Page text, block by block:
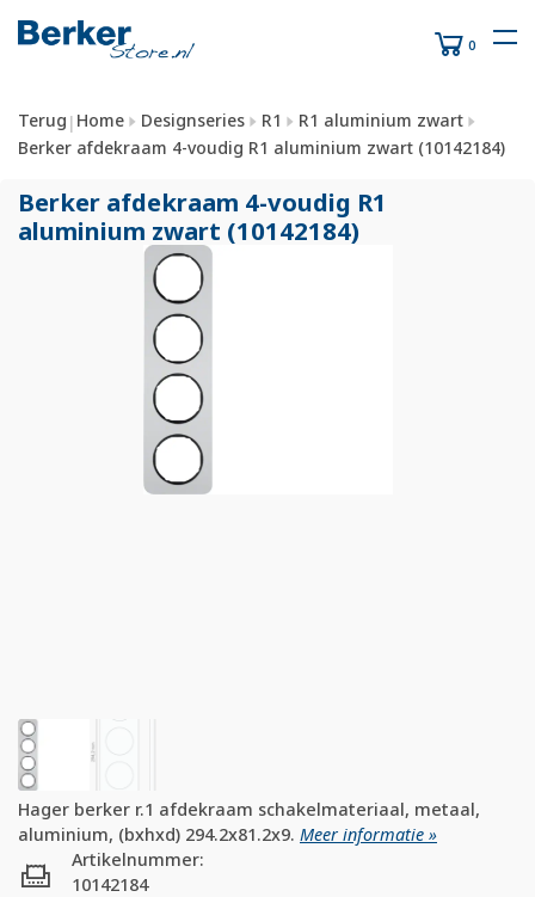
0
Terug | Home Designseries R1
R1 aluminium zwart
Berker afdekraam 4-voudig R1 aluminium zwart (10142184)
Berker afdekraam 4-voudig R1
aluminium zwart (10142184)
Hager berker r.1 afdekraam schakelmateriaal, metaal,
aluminium, (bxhxd) 294.2x81.2x9. Meer informatie »
Artikelnummer:
10142184